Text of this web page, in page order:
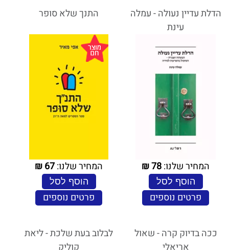
הדלת עדיין נעולה - עמלה
עינת
המחיר שלנו:78
₪
הוסף לסל
פרטים נוספים
התנך שלא סופר
המחיר שלנו:67
₪
הוסף לסל
פרטים נוספים
ככה בדיוק קרה - שאול
אריאלי
לבלוב בעת שלכת - ליאת
קוליק